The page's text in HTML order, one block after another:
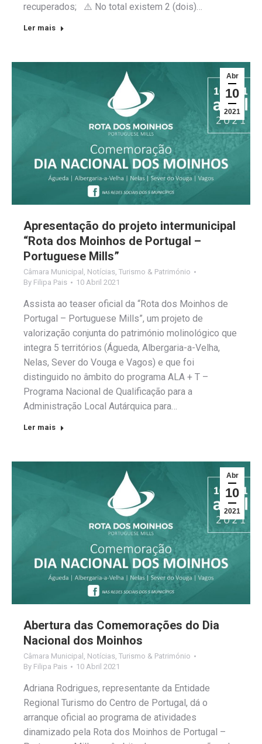
recuperados; ⚠️ No total existem 2 (dois)…
Ler mais
Abr
10
2021
Apresentação do projeto intermunicipal
“Rota dos Moinhos de Portugal –
Portuguese Mills”
Câmara Municipal , Notícias, Turismo & Património
By Filipa Pais 10 Abril 2021
Assista ao teaser oficial da “Rota dos Moinhos de
Portugal – Portuguese Mills”, um projeto de
valorização conjunta do património molinológico que
integra 5 territórios (Águeda, Albergaria-a-Velha,
Nelas, Sever do Vouga e Vagos) e que foi
distinguido no âmbito do programa ALA + T –
Programa Nacional de Qualificação para a
Administração Local Autárquica para…
Ler mais
Abr
10
2021
Abertura das Comemorações do Dia
Nacional dos Moinhos
Câmara Municipal , Notícias, Turismo & Património
By Filipa Pais 10 Abril 2021
Adriana Rodrigues, representante da Entidade
Regional Turismo do Centro de Portugal, dá o
arranque oficial ao programa de atividades
dinamizado pela Rota dos Moinhos de Portugal –